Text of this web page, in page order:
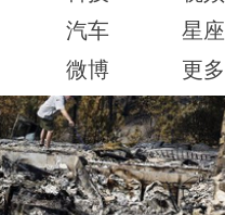
汽车
星座
微博 更多